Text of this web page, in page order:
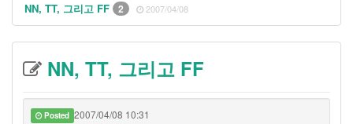
NN, TT, 그리고 FF 2 2007/04/08
NN, TT, 그리고 FF
Posted 2007/04/08 10:31